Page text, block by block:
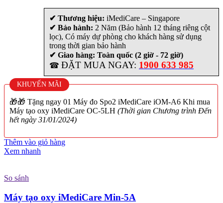
✔ Thương hiệu: iMediCare – Singapore
✔ Bảo hành: 2 Năm (Bảo hành 12 tháng riêng cột
lọc), Có máy dự phòng cho khách hàng sử dụng
trong thời gian bảo hành
✔ Giao hàng: Toàn quốc (2 giờ - 72 giờ)
☎ ĐẶT MUA NGAY: 1900 633 985
KHUYẾN MÃI
🎁🎁 Tặng ngay 01 Máy đo Spo2 iMediCare iOM-A6 Khi mua
Máy tạo oxy iMediCare OC-5LH (Thời gian Chương trình Đến
hết ngày 31/01/2024)
Thêm vào giỏ hàng
Xem nhanh
So sánh
Máy tạo oxy iMediCare Min-5A